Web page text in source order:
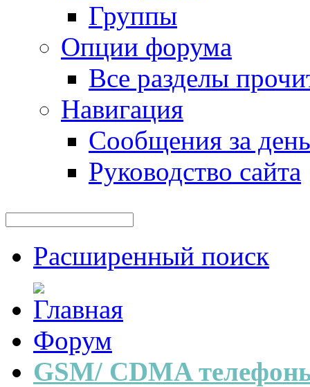
Группы
Опции форума
Все разделы
Навигация
Сообщения за день
Руководство сайта
Расширенный поиск
Форум
GSM/ CDMA